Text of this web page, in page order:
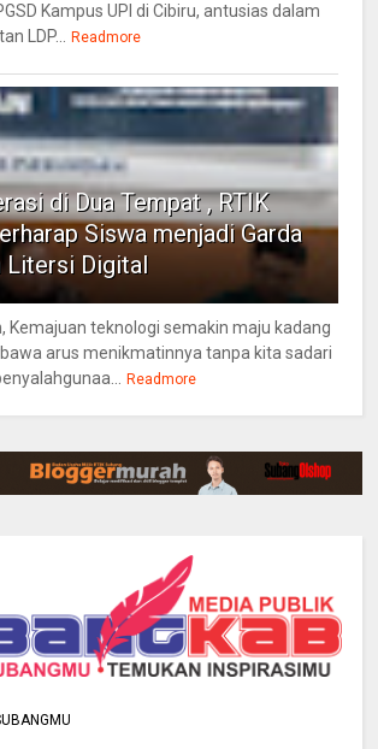
Kampus UPI di Cibiru, antusias dalam
LDP... Readmore
di Dua Tempat , RTIK
Siswa menjadi Garda
Litersi Digital
Kemajuan teknologi semakin maju kadang
arus menikmatinnya tanpa kita sadari
Readmore